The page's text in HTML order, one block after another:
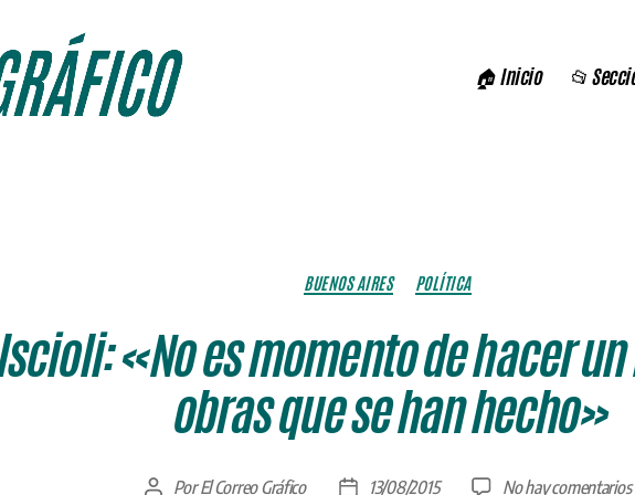
🏠 Inicio 📂
Categorías
BUENOS AIRES POLÍTICA
«No es momento de hacer
obras que se han hecho»
Autor
PorEl Correo Gráfico
Fecha13/08/2015 No hay comentariosen